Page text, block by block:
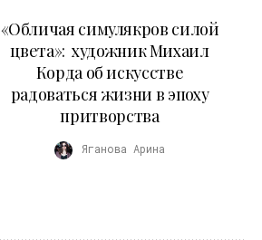
«Обличая симулякров силой
цвета»: художник Михаил
Корда об искусстве
радоваться жизни в эпоху
притворства
Яганова Арина